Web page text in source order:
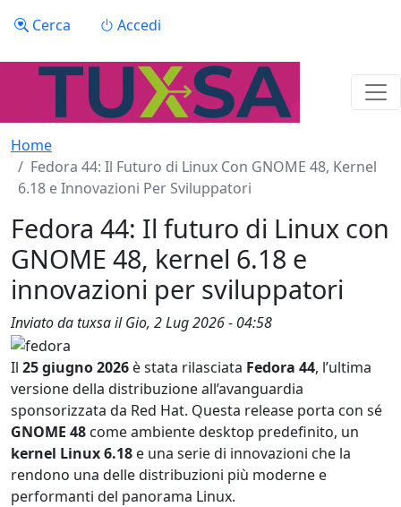
Menu profilo utente
Cerca Accedi
Home
Fedora 44: Il Futuro di Linux Con GNOME 48, Kernel
6.18 e Innovazioni Per Sviluppatori
Fedora 44: Il futuro di Linux con
GNOME 48, kernel 6.18 e
innovazioni per sviluppatori
Inviato datuxsailGio, 2 Lug 2026 - 04:58
Il 25 giugno 2026 è stata rilasciata Fedora 44, l’ultima
versione della distribuzione all’avanguardia
sponsorizzata da Red Hat. Questa release porta con sé
GNOME 48 come ambiente desktop predefinito, un
kernel Linux 6.18 e una serie di innovazioni che la
rendono una delle distribuzioni più moderne e
performanti del panorama Linux.